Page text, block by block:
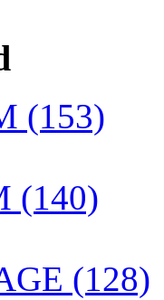
(153)
(140)
(128)